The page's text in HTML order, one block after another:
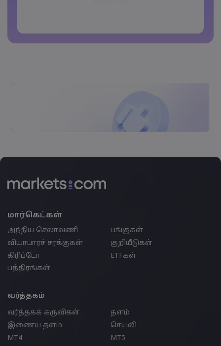
மார்கெட்கள்
அந்நிய செலாவணி
பங்குகள்
வியாபாரச் சரக்குகள்
குறியீடுகள்
கிரிப்டோ
ETFகள்
பத்திரங்கள்
வர்த்தகம்
வர்த்தகக் கருவிகள்
தளம்
இணைய தளம்
செயலி
MT4
MT5